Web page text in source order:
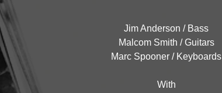
Jim Anderson / Bass
Malcom Smith / Guitars
Marc Spooner / Keyboards
With